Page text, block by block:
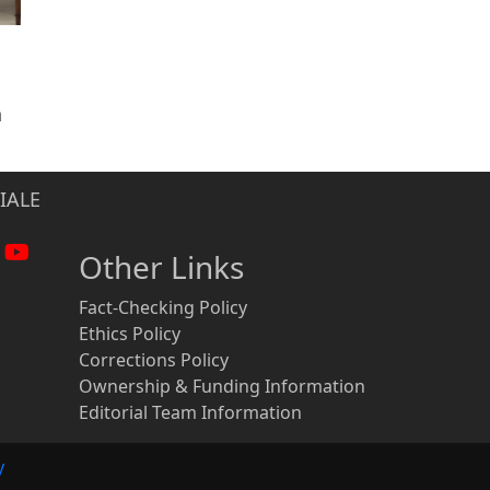
Other Links
Fact-Checking Policy
Ethics Policy
Corrections Policy
Ownership & Funding Information
Editorial Team Information